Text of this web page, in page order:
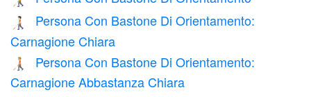
🧑🏻‍🦯
Persona Con Bastone Di Orientamento:
Carnagione Chiara
🧑🏼‍🦯
Persona Con Bastone Di Orientamento:
Carnagione Abbastanza Chiara